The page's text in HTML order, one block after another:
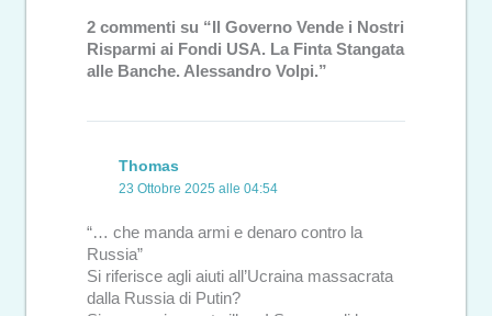
2 commenti su “Il Governo Vende i Nostri
Risparmi ai Fondi USA. La Finta Stangata
alle Banche. Alessandro Volpi.”
Thomas
23 Ottobre 2025 alle 04:54
“… che manda armi e denaro contro la
Russia”
Si riferisce agli aiuti all’Ucraina massacrata
dalla Russia di Putin?